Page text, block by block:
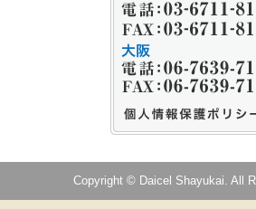
Copyright © Daicel Shayukai. All